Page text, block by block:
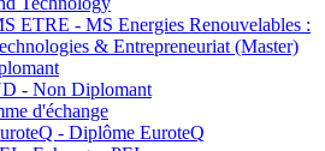
ETRE - MS Energies Renouvelables :
& Entrepreneuriat (Master)
- Non Diplomant
d'échange
- Diplôme EuroteQ